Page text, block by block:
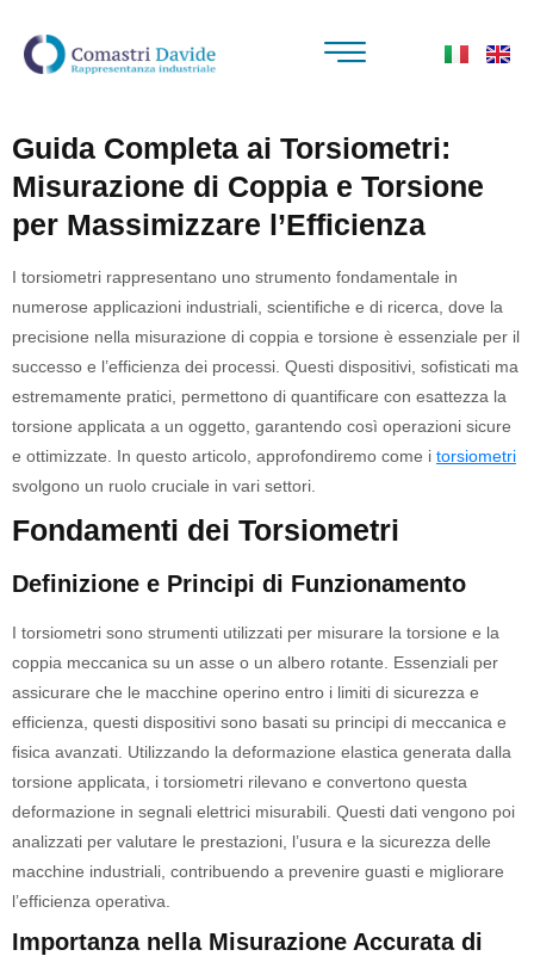
Guida Completa ai Torsiometri:
Misurazione di Coppia e Torsione
per Massimizzare l’Efficienza
I torsiometri rappresentano uno strumento fondamentale in
numerose applicazioni industriali, scientifiche e di ricerca, dove la
precisione nella misurazione di coppia e torsione è essenziale per il
successo e l’efficienza dei processi. Questi dispositivi, sofisticati ma
estremamente pratici, permettono di quantificare con esattezza la
torsione applicata a un oggetto, garantendo così operazioni sicure
e ottimizzate. In questo articolo, approfondiremo come i torsiometri
svolgono un ruolo cruciale in vari settori.
Fondamenti dei Torsiometri
Definizione e Principi di Funzionamento
I torsiometri sono strumenti utilizzati per misurare la torsione e la
coppia meccanica su un asse o un albero rotante. Essenziali per
assicurare che le macchine operino entro i limiti di sicurezza e
efficienza, questi dispositivi sono basati su principi di meccanica e
fisica avanzati. Utilizzando la deformazione elastica generata dalla
torsione applicata, i torsiometri rilevano e convertono questa
deformazione in segnali elettrici misurabili. Questi dati vengono poi
analizzati per valutare le prestazioni, l’usura e la sicurezza delle
macchine industriali, contribuendo a prevenire guasti e migliorare
l’efficienza operativa.
Importanza nella Misurazione Accurata di